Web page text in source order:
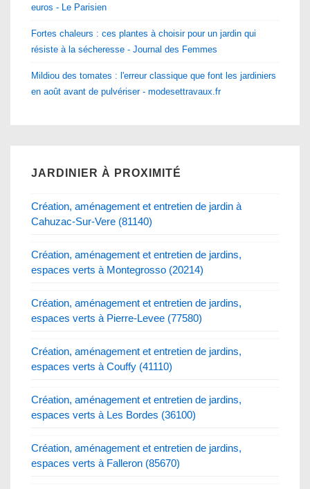
euros - Le Parisien
Fortes chaleurs : ces plantes à choisir pour un jardin qui
résiste à la sécheresse - Journal des Femmes
Mildiou des tomates : l'erreur classique que font les jardiniers
en août avant de pulvériser - modesettravaux.fr
JARDINIER À PROXIMITÉ
Création, aménagement et entretien de jardin à
Cahuzac-Sur-Vere (81140)
Création, aménagement et entretien de jardins,
espaces verts à Montegrosso (20214)
Création, aménagement et entretien de jardins,
espaces verts à Pierre-Levee (77580)
Création, aménagement et entretien de jardins,
espaces verts à Couffy (41110)
Création, aménagement et entretien de jardins,
espaces verts à Les Bordes (36100)
Création, aménagement et entretien de jardins,
espaces verts à Falleron (85670)